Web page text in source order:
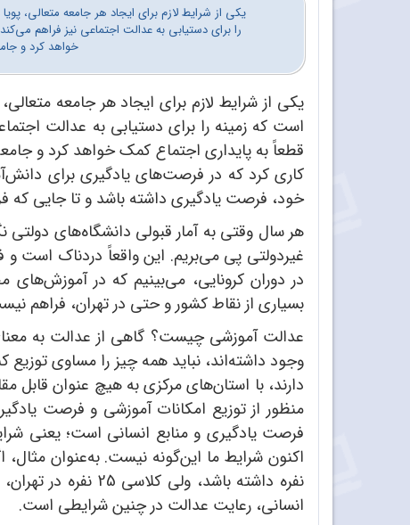
یکی از شرایط لازم برای ایجاد هر جامعه متعالی،
را برای دستیابی به عدالت اجتماعی نیز فراهم
خواهد کرد و
یکی از شرایط لازم برای ایجاد هر جامعه
است که زمینه را برای دستیابی به عدالت
قطعاً به پایداری اجتماع کمک خواهد کرد و
کاری کرد که در فرصت‌های یادگیری برای
خود، فرصت یادگیری داشته باشد و تا جایی که
هر سال وقتی به آمار قبولی دانشگاه‌های
غیردولتی پی می‌بریم. این واقعاً دردناک است و
در دوران کرونایی، می‌بینیم که در آموزش‌های
بسیاری از نقاط کشور و حتی در تهران، فراهم
عدالت آموزشی چیست؟ گاهی از عدالت به
وجود داشته‌اند، نباید همه‌ چیز را مساوی
دارند، با استان‌های مرکزی به هیچ عنوان
منظور از توزیع امکانات آموزشی و فرصت
فرصت یادگیری و منابع انسانی است؛ یعنی
نفره داشته
انسانی، رعایت عدالت در چنین شرایطی است.